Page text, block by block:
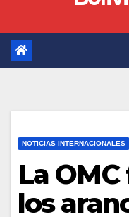
NOTICIAS INTERNACIONALES
La
los